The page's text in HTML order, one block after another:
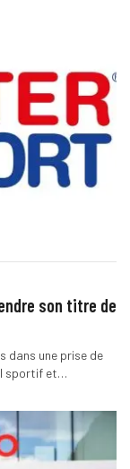
son titre de
dans une prise de
sportif et…